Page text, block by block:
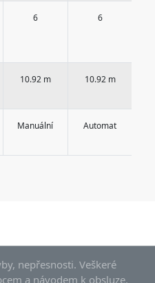
6 6
10.92 m 10.92 m
Manuální Automat
nepřesnosti. Veškeré
a návodem k obsluze.